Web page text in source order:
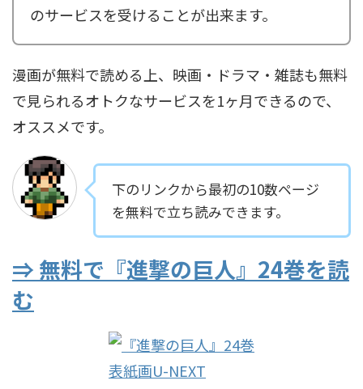
のサービスを受けることが出来ます。
漫画が無料で読める上、映画・ドラマ・雑誌も無料
で見られるオトクなサービスを1ヶ月できるので、
オススメです。
下のリンクから最初の10数ページ
を無料で立ち読みできます。
⇒ 無料で『進撃の巨人』24巻を読
む